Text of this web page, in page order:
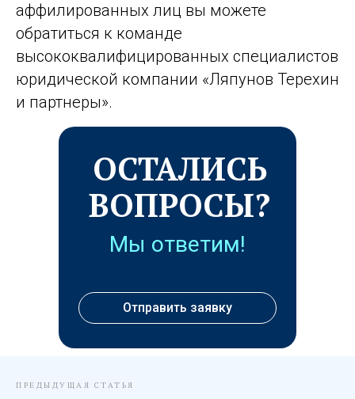
аффилированных лиц вы можете
обратиться к команде
высококвалифицированных специалистов
юридической компании «Ляпунов Терехин
и партнеры».
ОСТАЛИСЬ
ВОПРОСЫ?
Мы ответим!
Отправить заявку
ПРЕДЫДУЩАЯ СТАТЬЯ